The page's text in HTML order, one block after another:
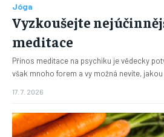
Jóga
Vyzkoušejte
meditace
Přínos meditace na psychiku je vědecky
však mnoho forem a vy možná nevíte,
17. 7. 2026